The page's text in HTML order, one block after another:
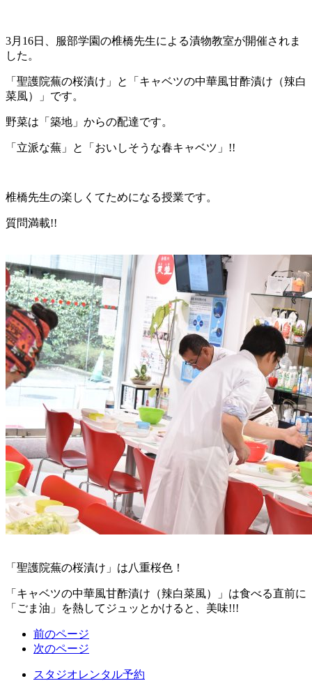
3月16日、服部学園の椎橋先生による漬物教室が開催されま
した。
「聖護院蕪の桜漬け」と「キャベツの中華風甘酢漬け（辣白
菜風）」です。
野菜は「築地」からの配達です。
「立派な蕪」と「おいしそうな春キャベツ」!!
椎橋先生の楽しくてためになる授業です。
質問満載!!
「聖護院蕪の桜漬け」は八重桜色！
「キャベツの中華風甘酢漬け（辣白菜風）」は食べる直前に
「ごま油」を熱してジュッとかけると、美味!!!
前のページ
次のページ
スタジオレンタル予約